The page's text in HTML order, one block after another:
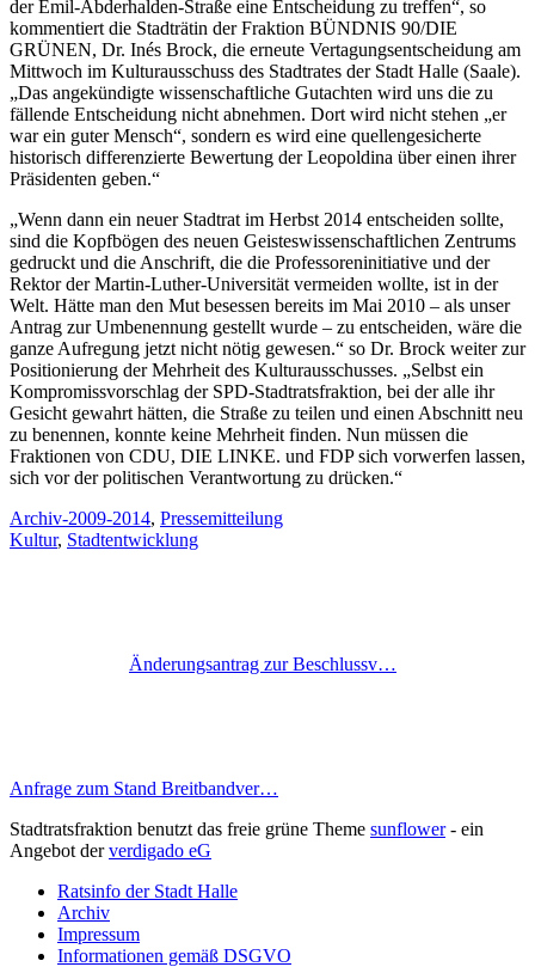
der Emil-Abderhalden-Straße eine Entscheidung zu treffen“, so
kommentiert die Stadträtin der Fraktion BÜNDNIS 90/DIE
GRÜNEN, Dr. Inés Brock, die erneute Vertagungsentscheidung am
Mittwoch im Kulturausschuss des Stadtrates der Stadt Halle (Saale).
„Das angekündigte wissenschaftliche Gutachten wird uns die zu
fällende Entscheidung nicht abnehmen. Dort wird nicht stehen „er
war ein guter Mensch“, sondern es wird eine quellengesicherte
historisch differenzierte Bewertung der Leopoldina über einen ihrer
Präsidenten geben.“
„Wenn dann ein neuer Stadtrat im Herbst 2014 entscheiden sollte,
sind die Kopfbögen des neuen Geisteswissenschaftlichen Zentrums
gedruckt und die Anschrift, die die Professoreninitiative und der
Rektor der Martin-Luther-Universität vermeiden wollte, ist in der
Welt. Hätte man den Mut besessen bereits im Mai 2010 – als unser
Antrag zur Umbenennung gestellt wurde – zu entscheiden, wäre die
ganze Aufregung jetzt nicht nötig gewesen.“ so Dr. Brock weiter zur
Positionierung der Mehrheit des Kulturausschusses. „Selbst ein
Kompromissvorschlag der SPD-Stadtratsfraktion, bei der alle ihr
Gesicht gewahrt hätten, die Straße zu teilen und einen Abschnitt neu
zu benennen, konnte keine Mehrheit finden. Nun müssen die
Fraktionen von CDU, DIE LINKE. und FDP sich vorwerfen lassen,
sich vor der politischen Verantwortung zu drücken.“
Archiv-2009-2014, Pressemitteilung
Kultur, Stadtentwicklung
Änderungsantrag zur Beschlussv…
Anfrage zum Stand Breitbandver…
Stadtratsfraktion benutzt das freie grüne Theme sunflower‐ ein
Angebot derverdigado eG
Ratsinfo der Stadt Halle
Archiv
Impressum
Informationen gemäß DSGVO